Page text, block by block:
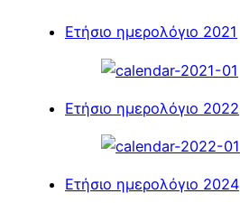
Ετήσιο ημερολόγιο 2021
Ετήσιο ημερολόγιο 2022
Ετήσιο ημερολόγιο 2024